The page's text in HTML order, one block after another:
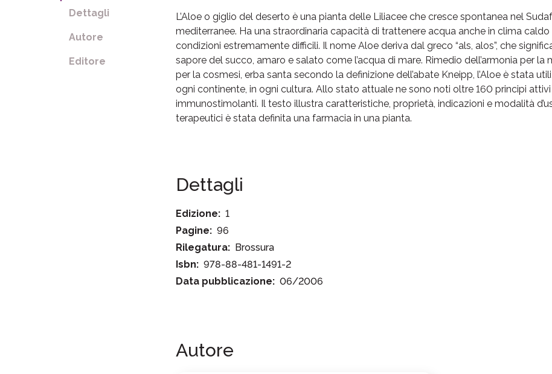
Dettagli
Autore
Editore
L’Aloe o giglio del deserto è una pianta delle Liliacee che cresce spontanea nel
mediterranee. Ha una straordinaria capacità di trattenere acqua anche in clima
condizioni estremamente difficili. Il nome Aloe deriva dal greco “als, alos”, che
sapore del succo, amaro e salato come l’acqua di mare. Rimedio dell’armonia per
per la cosmesi, erba santa secondo la definizione dell’abate Kneipp, l’Aloe è stata
ogni continente, in ogni cultura. Allo stato attuale ne sono noti oltre 160 principi
immunostimolanti. Il testo illustra caratteristiche, proprietà, indicazioni e modalità
terapeutici è stata definita una farmacia in una pianta.
Dettagli
Edizione: 1
Pagine: 96
Rilegatura: Brossura
Isbn: 978-88-481-1491-2
Data pubblicazione: 06/2006
Autore